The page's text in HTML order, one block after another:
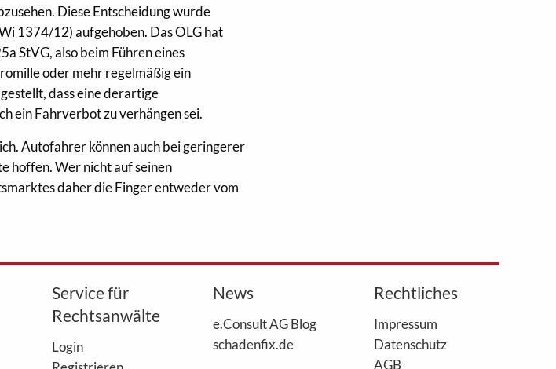
Diese Entscheidung wurde
1374/12) aufgehoben. Das OLG hat
StVG, also beim Führen eines
oder mehr regelmäßig ein
dass eine derartige
ein Fahrverbot zu verhängen sei.
Autofahrer können auch bei geringerer
hoffen. Wer nicht auf seinen
daher die Finger entweder vom
Service für
Rechtsanwälte
Login
News
e.Consult AG Blog
schadenfix.de
Rechtliches
Impressum
Datenschutz
AGB